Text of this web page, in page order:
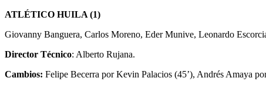
ATLÉTICO HUILA (1)
Giovanny Banguera, Carlos Moreno, Eder Munive, Leonardo
Director Técnico: Alberto Rujana.
Cambios: Felipe Becerra por Kevin Palacios (45’), Andrés Amaya